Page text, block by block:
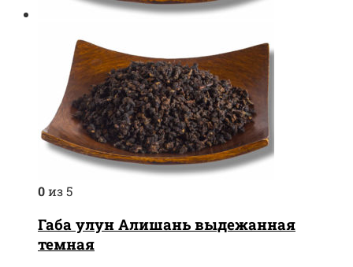
0из 5
Габа улун Алишань выдежанная
темная